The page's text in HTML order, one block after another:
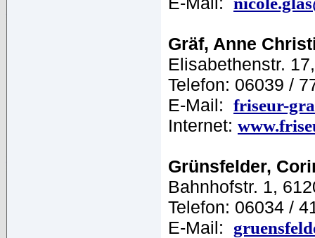
Gräf, Anne
Elisabethenstr.
Telefon: 06039 /
E-Mail: friseur-
Internet:
Grünsfelder,
Bahnhofstr. 1,
Telefon: 06034 /
E-Mail: